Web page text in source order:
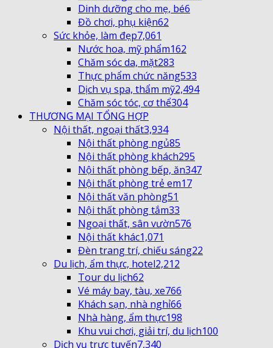
Dinh dưỡng cho mẹ, bé6
Đồ chơi, phụ kiện62
Sức khỏe, làm đẹp7,061
Nước hoa, mỹ phẩm162
Chăm sóc da, mặt283
Thực phẩm chức năng533
Dịch vụ spa, thẩm mỹ2,494
Chăm sóc tóc, cơ thể304
THƯƠNG MẠI TỔNG HỢP
Nội thất, ngoại thất3,934
Nội thất phòng ngủ85
Nội thất phòng khách295
Nội thất phòng bếp, ăn347
Nội thất phòng trẻ em17
Nội thất văn phòng51
Nội thất phòng tắm33
Ngoại thất, sân vườn576
Nội thất khác1,071
Đèn trang trí, chiếu sáng22
Du lịch, ẩm thực, hotel2,212
Tour du lịch62
Vé máy bay, tàu, xe766
Khách sạn, nhà nghỉ66
Nhà hàng, ẩm thực198
Khu vui chơi, giải trí, du lịch100
Dịch vụ trực tuyến7,340